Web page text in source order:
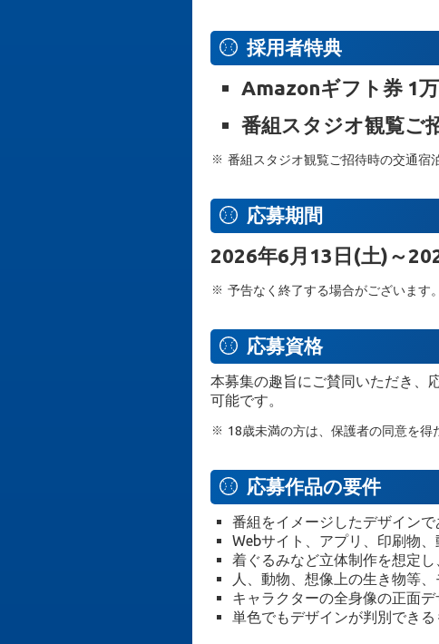
採用者特典
Amazonギフト券 1
番組スタジオ観覧ご
番組スタジオ観覧ご招待時の交通宿
応募期間
2026年6月13日(土)～
予告なく終了する場合がございます。
応募資格
本募集の趣旨にご賛同いただき、
可能です。
18歳未満の方は、保護者の同意を得
応募作品の要件
番組をイメージしたデザインで
Webサイト、アプリ、印刷物
着ぐるみなど立体制作を想定
人、動物、想像上の生き物等
キャラクターの全身像の正面
単色でもデザインが判別できる